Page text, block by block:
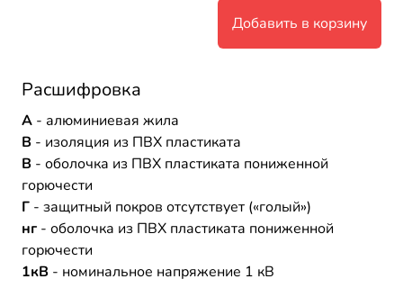
Добавить в корзину
Расшифровка
А - алюминиевая жила
В - изоляция из ПВХ пластиката
В - оболочка из ПВХ пластиката пониженной
горючести
Г - защитный покров отсутствует («голый»)
нг - оболочка из ПВХ пластиката пониженной
горючести
1кВ - номинальное напряжение 1 кВ